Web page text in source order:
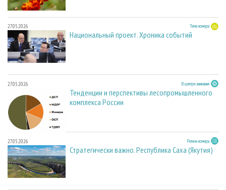
27.05.2026 Тема номера
Национальный проект. Хроника событий
27.05.2026 В центре внимания
Тенденции и перспективы лесопромышленного
комплекса России
27.05.2026 Регион номера
Стратегически важно. Республика Саха (Якутия)